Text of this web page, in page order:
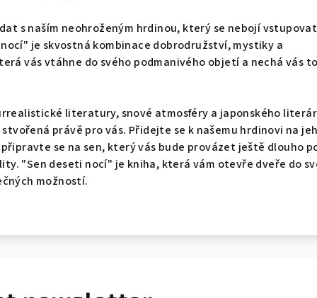
s naším neohroženým hrdinou, který se nebojí
je skvostná kombinace dobrodružství, mystiky a
vás vtáhne do svého podmanivého objetí a nechá vás
literatury, snové atmosféry a japonského
právě pro vás. Přidejte se k našemu hrdinovi na
se na sen, který vás bude provázet ještě dlouho
"Sen deseti nocí" je kniha, která vám otevře dveře do
možností.